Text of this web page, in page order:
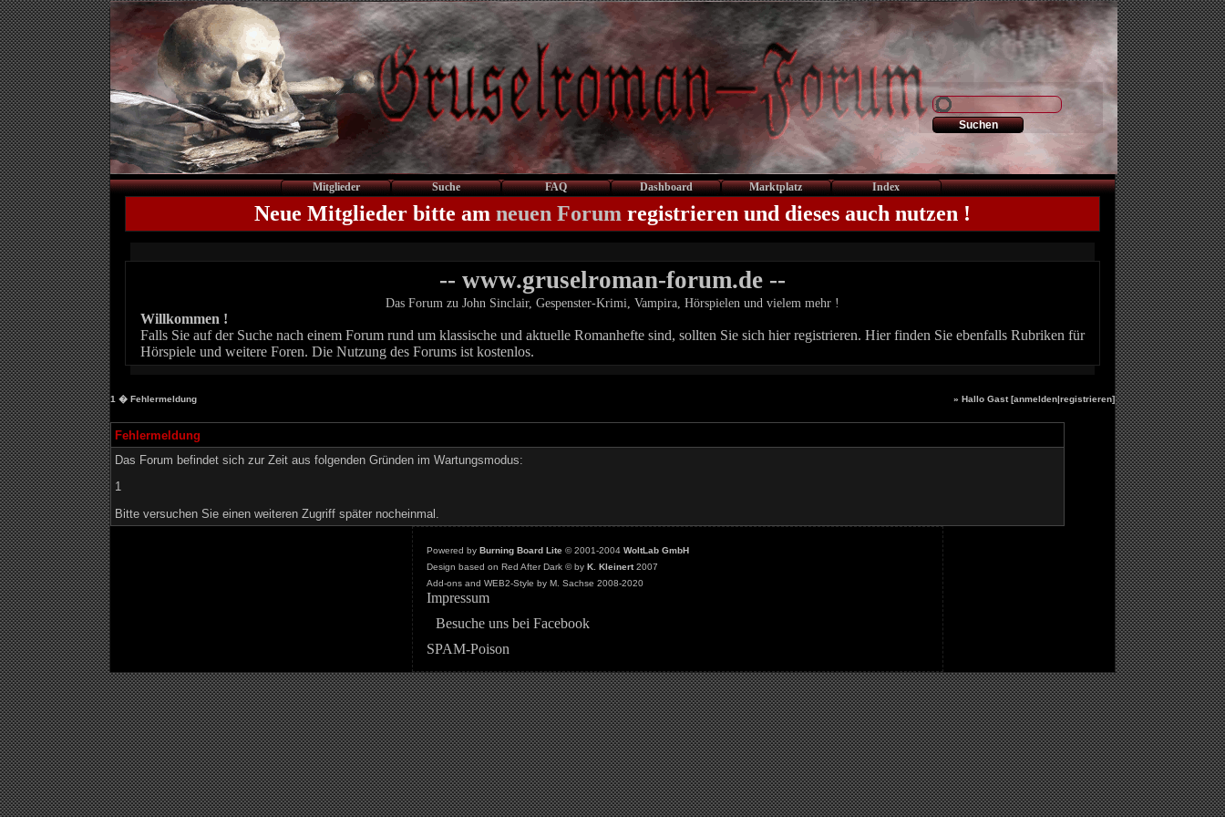
Mitglieder Suche FAQ Dashboard Marktplatz Index
Neue Mitglieder bitte am neuen Forum registrieren und dieses auch nutzen !
-- www.gruselroman-forum.de --
Das Forum zu John Sinclair, Gespenster-Krimi, Vampira, Hörspielen und vielem mehr !
Willkommen !
Falls Sie auf der Suche nach einem Forum rund um klassische und aktuelle Romanhefte sind, sollten Sie sich hier registrieren. Hier finden Sie ebenfalls Rubriken für
Hörspiele und weitere Foren. Die Nutzung des Forums ist kostenlos.
1 � Fehlermeldung » Hallo Gast [anmelden|registrieren]
Fehlermeldung
Das Forum befindet sich zur Zeit aus folgenden Gründen im Wartungsmodus:
1
Bitte versuchen Sie einen weiteren Zugriff später nocheinmal.
Powered by Burning Board Lite© 2001-2004 WoltLab GmbH
Design based on Red After Dark © by K. Kleinert2007
Add-ons and WEB2-Style by M. Sachse 2008-2020
Impressum
Besuche uns bei Facebook
SPAM-Poison